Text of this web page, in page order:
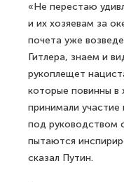
«Не перестаю
и их хозяевам за
почета уже
Гитлера, знаем и
рукоплещет
которые повинны в
принимали участие
под руководством
пытаются
сказал Путин.